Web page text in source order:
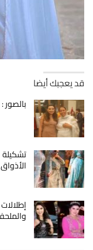
قد يعجبك أيضا
الأذواق